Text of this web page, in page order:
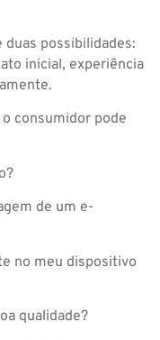
possibilidades:
inicial, experiência
consumidor pode
de um e-
no meu dispositivo
qualidade?